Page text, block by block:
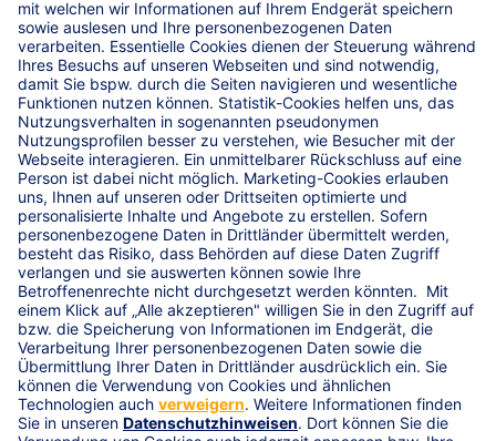
R+V Schadenservice 24h
0800 5331111
R+V Vertragsservice
0800 5331112